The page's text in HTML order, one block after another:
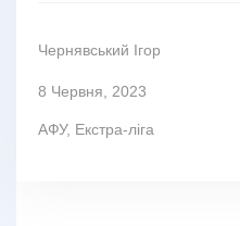
Чернявський Ігор
8 Червня, 2023
АФУ, Екстра-ліга